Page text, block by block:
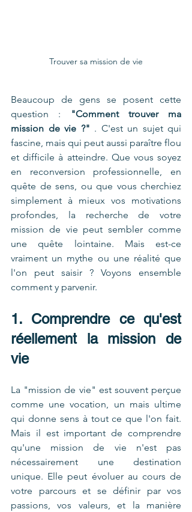
Trouver sa mission de vie
Beaucoup de gens se posent cette
question :
"Comment trouver ma
mission de vie ?" . C'est un sujet qui
fascine, mais qui peut aussi paraître flou
et difficile à atteindre. Que vous soyez
en reconversion professionnelle, en
quête de sens, ou que vous cherchiez
simplement à mieux vos motivations
profondes, la recherche de votre
mission de vie peut sembler comme
une quête lointaine. Mais est-ce
vraiment un mythe ou une réalité que
l'on peut saisir ? Voyons ensemble
comment y parvenir.
1. Comprendre ce qu'est
réellement la mission de
vie
La "mission de vie" est souvent perçue
comme une vocation, un mais ultime
qui donne sens à tout ce que l'on fait.
Mais il est important de comprendre
qu'une mission de vie n'est pas
nécessairement une destination
unique. Elle peut évoluer au cours de
votre parcours et se définir par vos
passions, vos valeurs, et la manière